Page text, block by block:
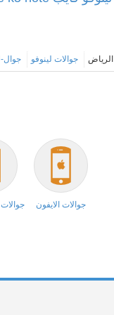
الرياض جوالات لينوفو جوال-
جوالات الايفون